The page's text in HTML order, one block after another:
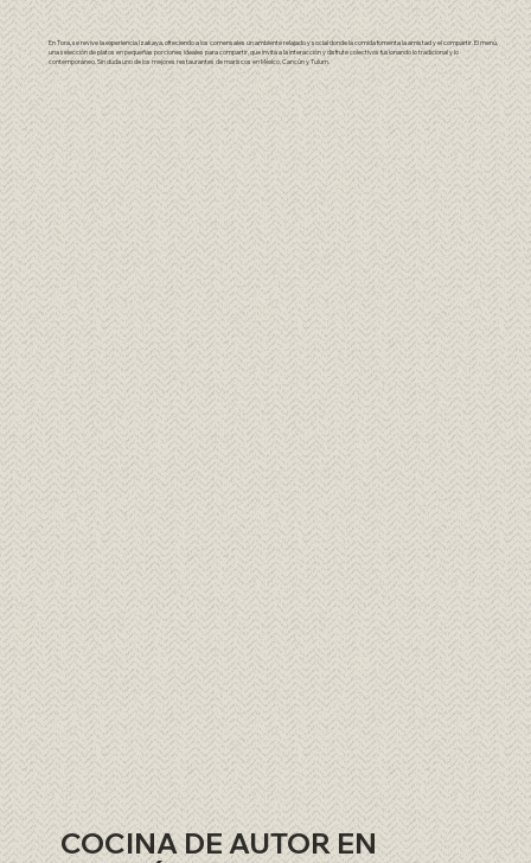
En Tora, se revive la experiencia Izakaya, ofreciendo a los comensales un ambiente relajado y social donde la comida fomenta la amistad y el compartir. El menú,
una selección de platos en pequeñas porciones ideales para compartir, que invita a la interacción y disfrute colectivos fusionando lo tradicional y lo
contemporáneo. Sin duda uno de los mejores restaurantes de mariscos en México, Cancún y Tulum.
COCINA DE AUTOR EN